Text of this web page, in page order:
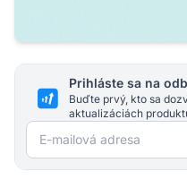
Prihláste sa na
Buďte prvý, kto sa
aktualizáciách
E-mailová adresa